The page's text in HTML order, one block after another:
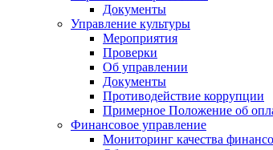
Документы
Управление культуры
Мероприятия
Проверки
Об управлении
Документы
Противодействие коррупции
Примерное Положение об
Финансовое управление
Мониторинг качества